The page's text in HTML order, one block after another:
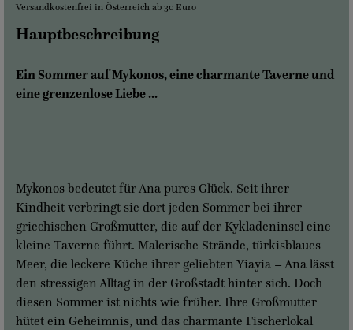
Versandkostenfrei in Österreich ab 30 Euro
Hauptbeschreibung
Ein Sommer auf Mykonos, eine charmante Taverne und
eine grenzenlose Liebe ...
Mykonos bedeutet für Ana pures Glück. Seit ihrer
Kindheit verbringt sie dort jeden Sommer bei ihrer
griechischen Großmutter, die auf der Kykladeninsel eine
kleine Taverne führt. Malerische Strände, türkisblaues
Meer, die leckere Küche ihrer geliebten Yiayia – Ana lässt
den stressigen Alltag in der Großstadt hinter sich. Doch
diesen Sommer ist nichts wie früher. Ihre Großmutter
hütet ein Geheimnis, und das charmante Fischerlokal